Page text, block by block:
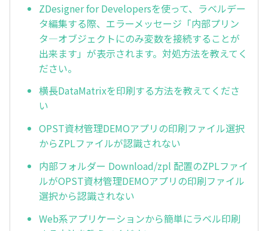
ZDesigner for Developersを使って、ラベルデー
タ編集する際、エラーメッセージ「内部プリン
タ―オブジェクトにのみ変数を接続することが
出来ます」が表示されます。対処方法を教えてく
ださい。
横長DataMatrixを印刷する方法を教えてくださ
い
OPST資材管理DEMOアプリの印刷ファイル選択
からZPLファイルが認識されない
内部フォルダー Download/zpl 配置のZPLファイ
ルがOPST資材管理DEMOアプリの印刷ファイル
選択から認識されない
Web系アプリケーションから簡単にラベル印刷